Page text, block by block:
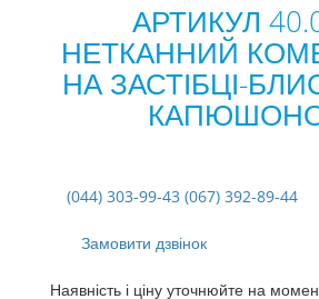
АРТИКУЛ
НЕТКАННИЙ
НА ЗАСТІБЦІ-
(044) 303-99-43 (067) 392-89-44
Замовити дзвінок
Наявність і ціну уточнюйте на